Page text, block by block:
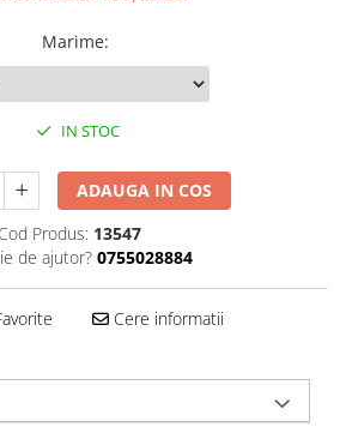
Marime:
IN STOC
ADAUGA IN COS
Cod Produs: 13547
de ajutor? 0755028884
Cere informatii